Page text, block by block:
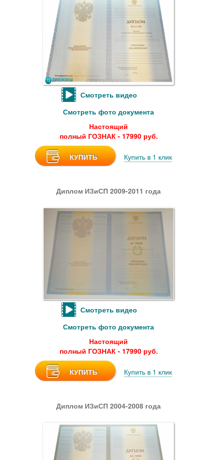
Смотреть видео
Смотреть фото документа
Настоящий
полный ГОЗНАК - 17990 руб.
КУПИТЬ Купить в 1 клик
Диплом ИЗиСП 2009-2011 года
Смотреть видео
Смотреть фото документа
Настоящий
полный ГОЗНАК - 17990 руб.
КУПИТЬ Купить в 1 клик
Диплом ИЗиСП 2004-2008 года